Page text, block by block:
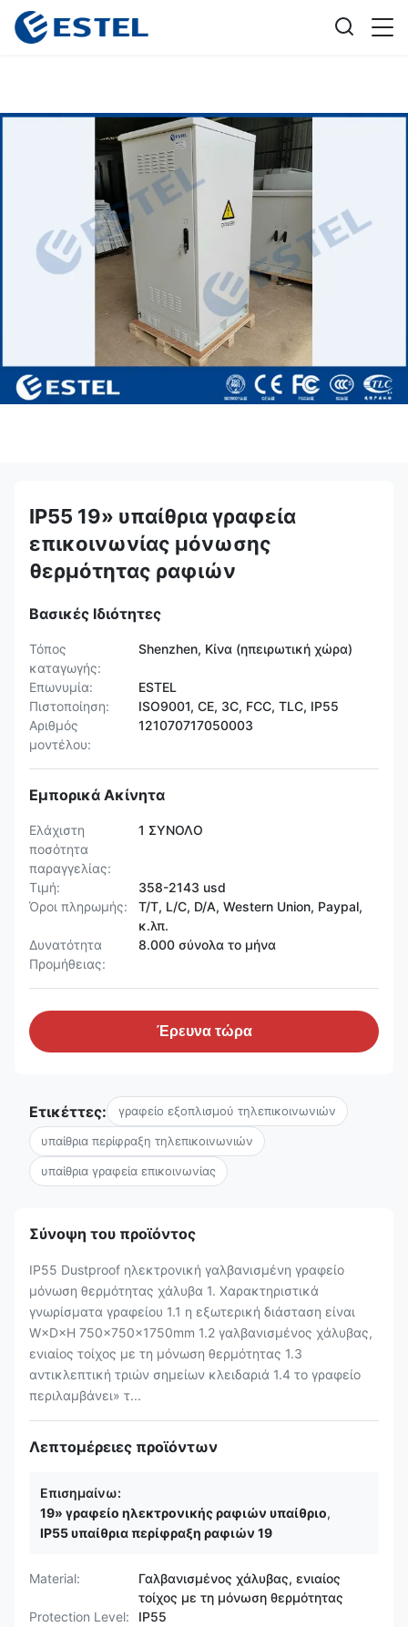
IP55 19» υπαίθρια γραφεία
επικοινωνίας μόνωσης
θερμότητας ραφιών
Βασικές Ιδιότητες
Τόπος
καταγωγής:
Shenzhen, Κίνα (ηπειρωτική χώρα)
Επωνυμία:
ESTEL
Πιστοποίηση:
ISO9001, CE, 3C, FCC, TLC, IP55
Αριθμός
μοντέλου:
121070717050003
Εμπορικά Ακίνητα
Ελάχιστη
ποσότητα
παραγγελίας:
1 ΣΥΝΟΛΟ
Τιμή:
358-2143 usd
Όροι πληρωμής:
T/T, L/C, D/A, Western Union, Paypal,
κ.λπ.
Δυνατότητα
Προμήθειας:
8.000 σύνολα το μήνα
Έρευνα τώρα
Ετικέττες: γραφείο εξοπλισμού τηλεπικοινωνιών
υπαίθρια περίφραξη τηλεπικοινωνιών
υπαίθρια γραφεία επικοινωνίας
Σύνοψη του προϊόντος
IP55 Dustproof ηλεκτρονική γαλβανισμένη γραφείο
μόνωση θερμότητας χάλυβα 1. Χαρακτηριστικά
γνωρίσματα γραφείου 1.1 η εξωτερική διάσταση είναι
W×D×H 750×750×1750mm 1.2 γαλβανισμένος χάλυβας,
ενιαίος τοίχος με τη μόνωση θερμότητας 1.3
αντικλεπτική τριών σημείων κλειδαριά 1.4 το γραφείο
περιλαμβάνει» τ...
Λεπτομέρειες προϊόντων
Επισημαίνω:
19» γραφείο ηλεκτρονικής ραφιών υπαίθριο,
IP55 υπαίθρια περίφραξη ραφιών 19
Material:
Γαλβανισμένος χάλυβας, ενιαίος
τοίχος με τη μόνωση θερμότητας
Protection Level:
IP55